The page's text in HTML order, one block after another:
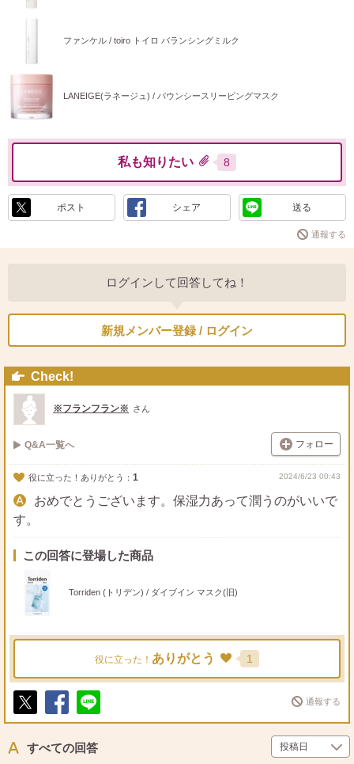
ファンケル / toiro トイロ バランシングミルク
LANEIGE(ラネージュ) / バウンシースリーピングマスク
私も知りたい 8
ポスト シェア 送る
通報する
ログインして回答してね！
新規メンバー登録 / ログイン
Check!
※フランフラン※ さん
Q&A一覧へ フォロー
役に立った！ありがとう： 1 2024/6/23 00:43
おめでとうございます。保湿力あって潤うのがいいで
す。
この回答に登場した商品
Torriden (トリデン) / ダイブイン マスク(旧)
役に立った！ ありがとう 1
ポ
ト
シ
ア
送
通報する
すべての回答